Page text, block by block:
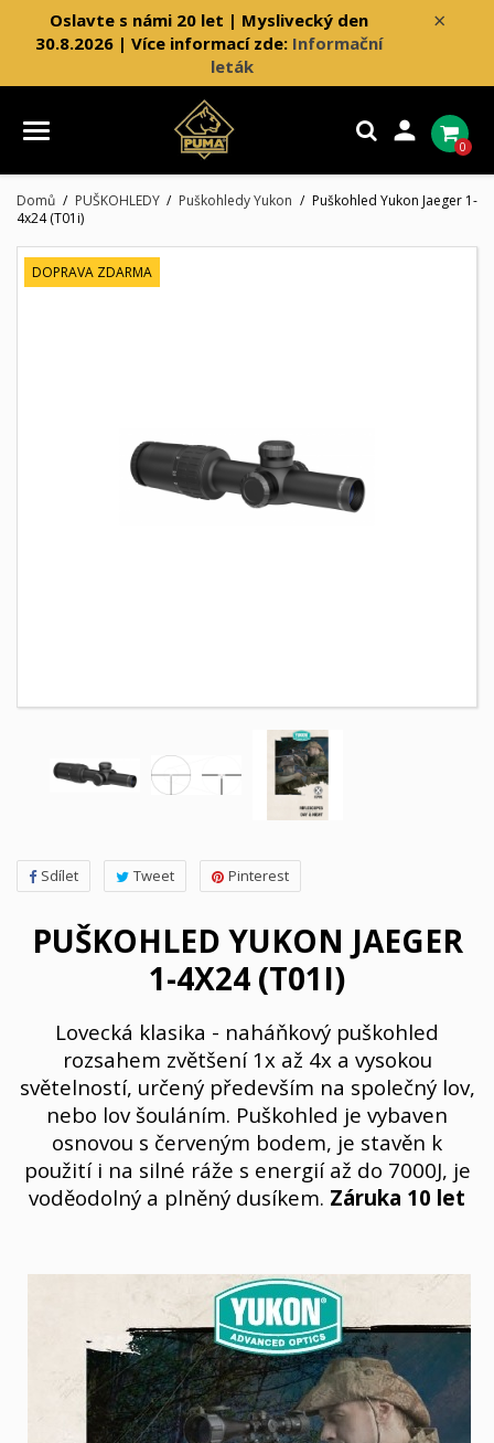
×
Oslavte s námi 20 let | Myslivecký den
30.8.2026 | Více informací zde: Informační
leták

0
Domů PUŠKOHLEDY Puškohledy Yukon
Puškohled Yukon Jaeger 1-
4x24 (T01i)
DOPRAVA ZDARMA
Sdílet Tweet Pinterest
PUŠKOHLED YUKON JAEGER
1-4X24 (T01I)
Lovecká klasika - naháňkový puškohled
rozsahem zvětšení 1x až 4xa vysokou
světelností, určený především na společný lov,
nebo lov šouláním. Puškohled je vybaven
osnovou s červeným bodem, je stavěn k
použití i na silné ráže s energií až do 7000J, je
voděodolný a plněný dusíkem. Záruka 10 let